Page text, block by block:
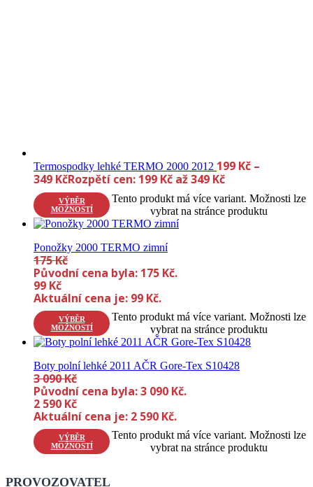
Termospodky lehké TERMO 2000 2012 199 Kč –
349 KčRozpětí cen: 199 Kč až 349 Kč
VÝBĚR
MOŽNOSTÍ
Tento produkt má více variant. Možnosti lze
vybrat na stránce produktu
Ponožky 2000 TERMO zimní
175Kč
Původní cena byla: 175 Kč.
99 Kč
Aktuální cena je: 99 Kč.
VÝBĚR
MOŽNOSTÍ
Tento produkt má více variant. Možnosti lze
vybrat na stránce produktu
Boty polní lehké 2011 AČR Gore-Tex S10428
3 090Kč
Původní cena byla: 3 090 Kč.
2 590 Kč
Aktuální cena je: 2 590 Kč.
VÝBĚR
MOŽNOSTÍ
Tento produkt má více variant. Možnosti lze
vybrat na stránce produktu
PROVOZOVATEL